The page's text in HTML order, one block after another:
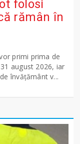
folosi
rămân în
primi prima de
august 2026, iar
învățământ v...